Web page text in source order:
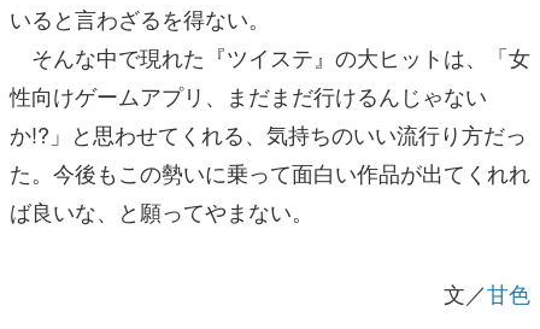
いると言わざるを得ない。
そんな中で現れた『ツイステ』の大ヒットは、「女
性向けゲームアプリ、まだまだ行けるんじゃない
か!?」と思わせてくれる、気持ちのいい流行り方だっ
た。今後もこの勢いに乗って面白い作品が出てくれれ
ば良いな、と願ってやまない。
文／甘色